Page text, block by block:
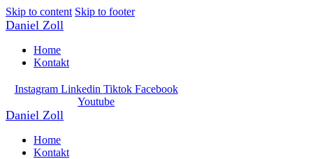
Skip to content Skip to footer
Daniel Zoll
Home
Kontakt
Instagram Linkedin Tiktok Facebook
Youtube
Daniel Zoll
Home
Kontakt